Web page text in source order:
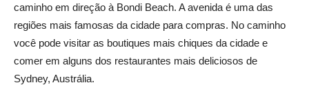
caminho em direção à Bondi Beach. A avenida é uma das
regiões mais famosas da cidade para compras. No caminho
você pode visitar as boutiques mais chiques da cidade e
comer em alguns dos restaurantes mais deliciosos de
Sydney, Austrália.